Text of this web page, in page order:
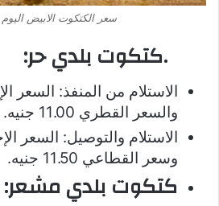
سعر الكتكوت الابيض
.كتكوت بلدي حر:
والسعر القطري 11.00 جنيه.
وسعر القطاعي 11.50 جنيه.
كتكوت بلدي مشعر: